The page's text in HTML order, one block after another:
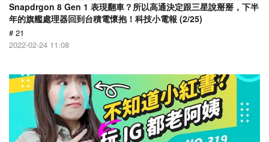
Snapdrgon 8 Gen 1 表現翻車？所以高通決定跟三星說掰掰，下半
年的旗艦處理器回到台積電懷抱！科技小電報 (2/25)
# 21
2022-02-24 11:08